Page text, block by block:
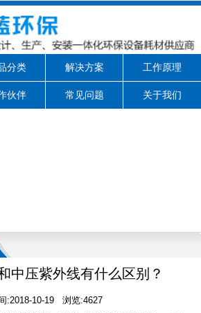
分类 解决方案 工作原理
伙伴 常见问题 关于我们
中压紫外线有什么区别？
:2018-10-19 浏览:4627